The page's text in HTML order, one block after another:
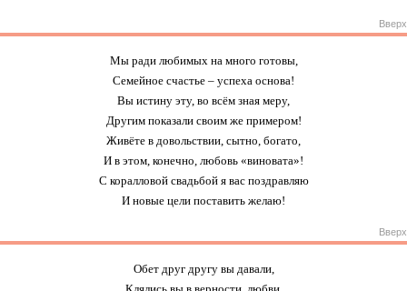
Вверх
Мы ради любимых на много готовы,
Семейное счастье – успеха основа!
Вы истину эту, во всём зная меру,
Другим показали своим же примером!
Живёте в довольствии, сытно, богато,
И в этом, конечно, любовь «виновата»!
С коралловой свадьбой я вас поздравляю
И новые цели поставить желаю!
Вверх
Обет друг другу вы давали,